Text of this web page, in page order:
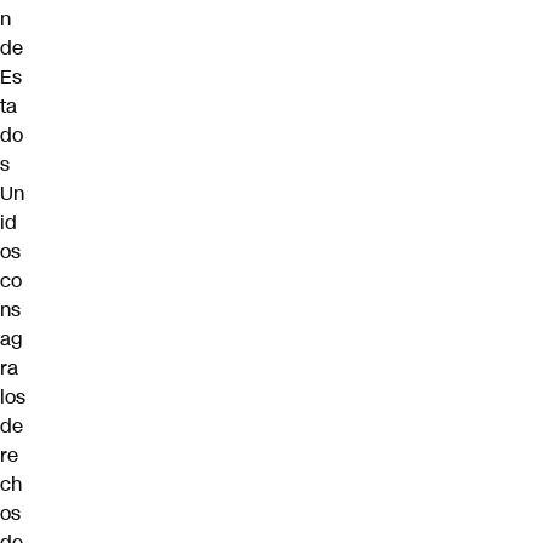
n
de
Es
ta
do
s
Un
id
os
co
ns
ag
ra
los
de
re
ch
os